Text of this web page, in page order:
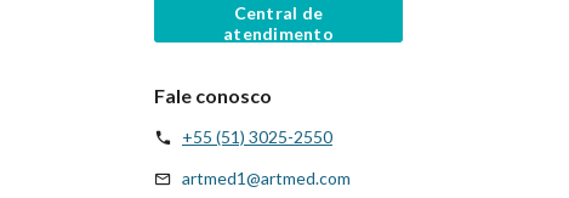
Central de
atendimento
Fale conosco
+55 (51) 3025-2550
artmed1@artmed.com